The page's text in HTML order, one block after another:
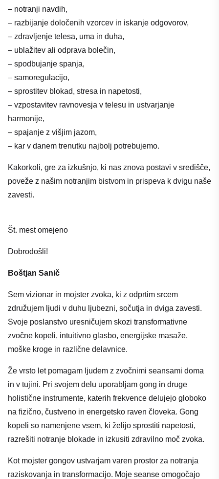
– notranji navdih,
– razbijanje določenih vzorcev in iskanje odgovorov,
– zdravljenje telesa, uma in duha,
– ublažitev ali odprava bolečin,
– spodbujanje spanja,
– samoregulacijo,
– sprostitev blokad, stresa in napetosti,
– vzpostavitev ravnovesja v telesu in ustvarjanje
harmonije,
– spajanje z višjim jazom,
– kar v danem trenutku najbolj potrebujemo.
Kakorkoli, gre za izkušnjo, ki nas znova postavi v središče,
poveže z našim notranjim bistvom in prispeva k dvigu naše
zavesti.
Št. mest omejeno
Dobrodošli!
Boštjan Sanič
Sem vizionar in mojster zvoka, ki z odprtim srcem
združujem ljudi v duhu ljubezni, sočutja in dviga zavesti.
Svoje poslanstvo uresničujem skozi transformativne
zvočne kopeli, intuitivno glasbo, energijske masaže,
moške kroge in različne delavnice.
Že vrsto let pomagam ljudem z zvočnimi seansami doma
in v tujini. Pri svojem delu uporabljam gong in druge
holistične instrumente, katerih frekvence delujejo globoko
na fizično, čustveno in energetsko raven človeka. Gong
kopeli so namenjene vsem, ki želijo sprostiti napetosti,
razrešiti notranje blokade in izkusiti zdravilno moč zvoka.
Kot mojster gongov ustvarjam varen prostor za notranja
raziskovanja in transformacijo. Moje seanse omogočajo